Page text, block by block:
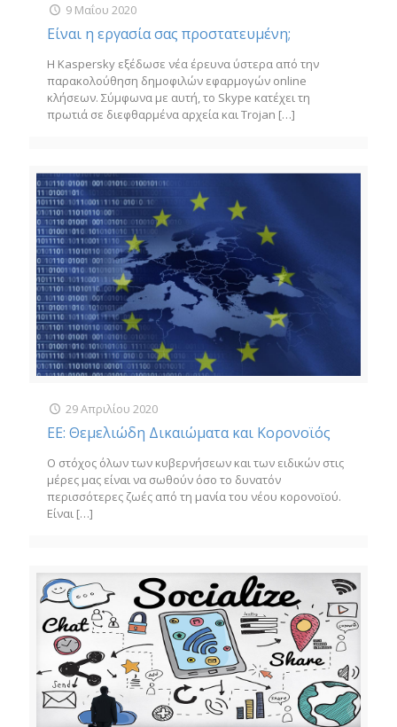
9 Μαΐου 2020
Είναι η εργασία σας προστατευμένη;
Η Kaspersky εξέδωσε νέα έρευνα ύστερα από την
παρακολούθηση δημοφιλών εφαρμογών online
κλήσεων. Σύμφωνα με αυτή, το Skype κατέχει τη
πρωτιά σε διεφθαρμένα αρχεία και Trojan […]
29 Απριλίου 2020
ΕΕ: Θεμελιώδη Δικαιώματα και Κορονοϊός
Ο στόχος όλων των κυβερνήσεων και των ειδικών στις
μέρες μας είναι να σωθούν όσο το δυνατόν
περισσότερες ζωές από τη μανία του νέου κορονοϊού.
Είναι […]